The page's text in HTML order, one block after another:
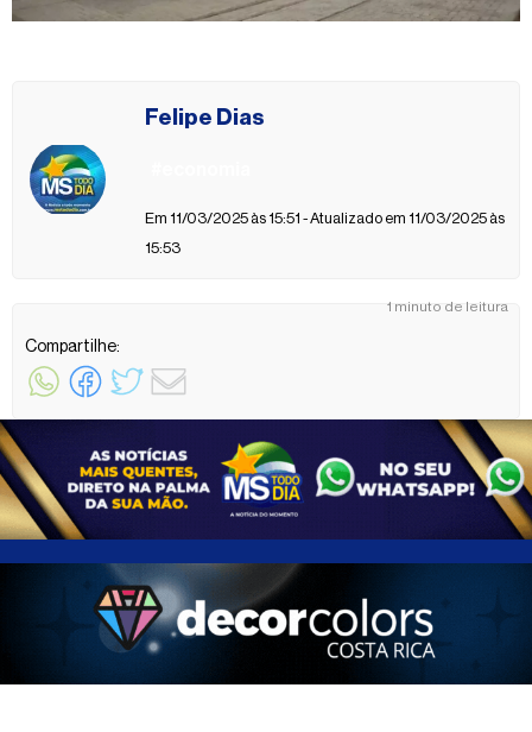
1 minuto de leitura
Felipe Dias
Em 11/03/2025 às 15:51 - Atualizado em 11/03/2025 às
15:53
Compartilhe: